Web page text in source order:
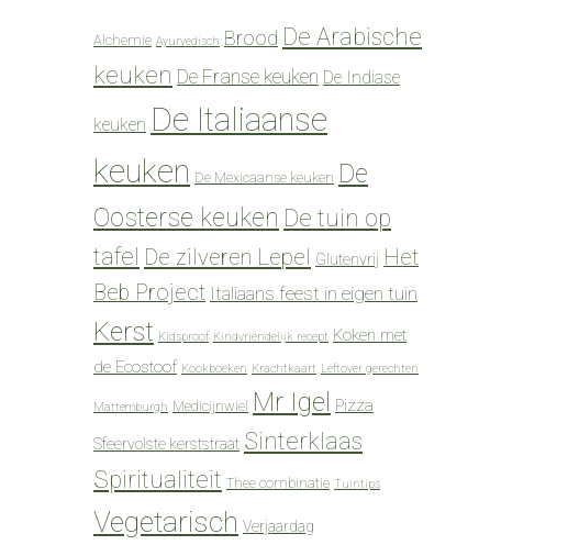
Alchemie Ayurvedisch Brood De Arabische
keuken De Franse keuken De Indiase
keuken De Italiaanse
keuken De Mexicaanse keuken De
Oosterse keuken De tuin op
tafel De zilveren Lepel Glutenvrij Het
Beb Project Italiaans feest in eigen tuin
Kerst Kidsproof Kindvriendelijk recept Koken met
de Ecostoof Kookboeken Krachtkaart Leftover gerechten
Mattemburgh Medicijnwiel Mr Igel Pizza
Sfeervolste kerststraat Sinterklaas
Spiritualiteit Thee combinatie Tuintips
Vegetarisch Verjaardag